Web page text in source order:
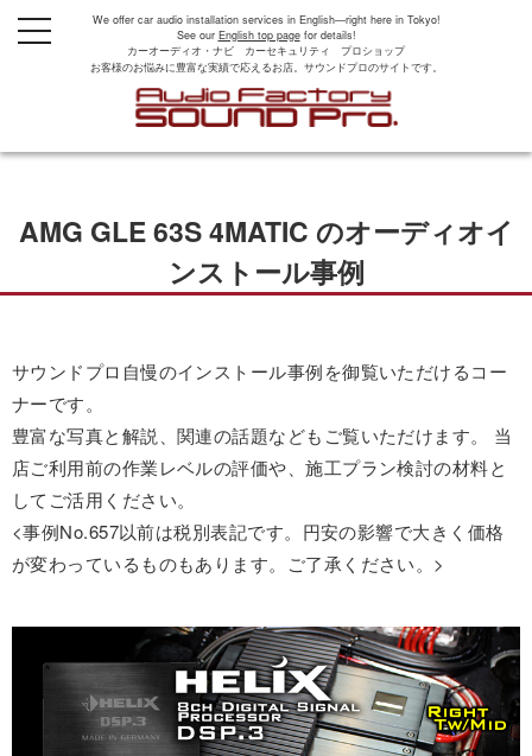
We offer car audio installation services in English—right here in Tokyo!
See our English top pagefor details!
カーオーディオ・ナビ カーセキュリティ プロショップ
お客様のお悩みに豊富な実績で応えるお店。サウンドプロのサイトです。
t
o
a
a
t
n
AMG GLE 63S 4MATIC のオーディオイ
ンストール事例
サウンドプロ自慢のインストール事例を御覧いただけるコー
ナーです。
豊富な写真と解説、関連の話題などもご覧いただけます。 当
店ご利用前の作業レベルの評価や、施工プラン検討の材料と
してご活用ください。
<事例No.657以前は税別表記です。円安の影響で大きく価格
が変わっているものもあります。ご了承ください。>